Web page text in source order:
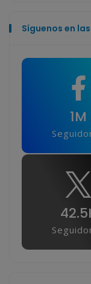
Síguenos en
1M